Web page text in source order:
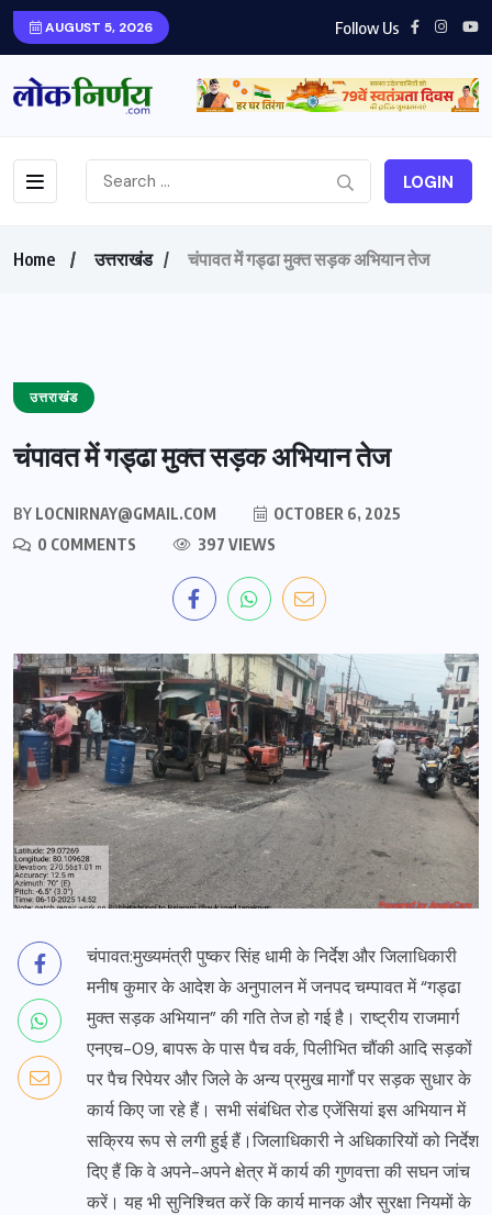
AUGUST 5, 2026 Follow Us
LOGIN
Home उत्तराखंड चंपावत में गड्ढा मुक्त सड़क अभियान तेज
उत्तराखंड
चंपावत में गड्ढा मुक्त सड़क अभियान तेज
BY LOCNIRNAY@GMAIL.COM
OCTOBER 6, 2025
0 COMMENTS
397 VIEWS
चंपावत:मुख्यमंत्री पुष्कर सिंह धामी के निर्देश और जिलाधिकारी
मनीष कुमार के आदेश के अनुपालन में जनपद चम्पावत में “गड्ढा
मुक्त सड़क अभियान” की गति तेज हो गई है। राष्ट्रीय राजमार्ग
एनएच-09, बापरू के पास पैच वर्क, पिलीभित चौंकी आदि सड़कों
पर पैच रिपेयर और जिले के अन्य प्रमुख मार्गों पर सड़क सुधार के
कार्य किए जा रहे हैं। सभी संबंधित रोड एजेंसियां इस अभियान में
सक्रिय रूप से लगी हुई हैं।जिलाधिकारी ने अधिकारियों को निर्देश
दिए हैं कि वे अपने-अपने क्षेत्र में कार्य की गुणवत्ता की सघन जांच
करें। यह भी सुनिश्चित करें कि कार्य मानक और सुरक्षा नियमों के